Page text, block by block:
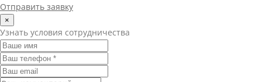
Отправить заявку
×
Узнать условия сотрудничества